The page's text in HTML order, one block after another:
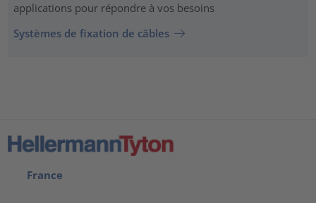
applications pour répondre à vos besoins
Systèmes de fixation de câbles
France